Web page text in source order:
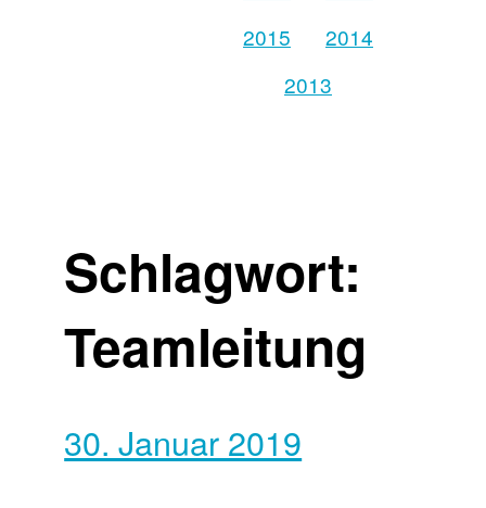
2015
2014
2013
Schlagwort:
Teamleitung
30. Januar 2019